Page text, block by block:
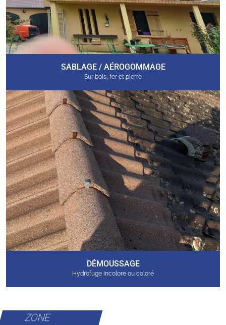
SABLAGE / AÉROGOMMAGE
Sur bois, fer et pierre
DÉMOUSSAGE
Hydrofuge incolore ou coloré
ZONE